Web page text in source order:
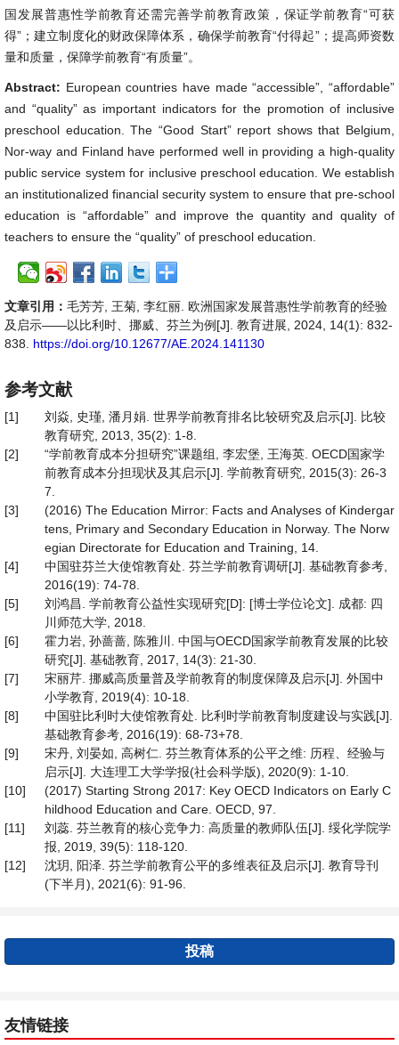
国发展普惠性学前教育还需完善学前教育政策，保证学前教育“可获
得”；建立制度化的财政保障体系，确保学前教育“付得起”；提高师资数
量和质量，保障学前教育“有质量”。
Abstract: European countries have made “accessible”, “affordable”
and “quality” as important indicators for the promotion of inclusive
preschool education. The “Good Start” report shows that Belgium,
Nor-way and Finland have performed well in providing a high-quality
public service system for inclusive preschool education. We establish
an institutionalized financial security system to ensure that pre-school
education is “affordable” and improve the quantity and quality of
teachers to ensure the “quality” of preschool education.
文章引用： 毛芳芳, 王菊, 李红丽. 欧洲国家发展普惠性学前教育的经验
及启示——以比利时、挪威、芬兰为例[J]. 教育进展, 2024, 14(1): 832-
838. https://doi.org/10.12677/AE.2024.141130
参考文献
[1]
刘焱, 史瑾, 潘月娟. 世界学前教育排名比较研究及启示[J]. 比较
教育研究, 2013, 35(2): 1-8.
[2]
“学前教育成本分担研究”课题组, 李宏堡, 王海英. OECD国家学
前教育成本分担现状及其启示[J]. 学前教育研究, 2015(3): 26-3
7.
[3]
(2016) The Education Mirror: Facts and Analyses of Kindergar
tens, Primary and Secondary Education in Norway. The Norw
egian Directorate for Education and Training, 14.
[4]
中国驻芬兰大使馆教育处. 芬兰学前教育调研[J]. 基础教育参考,
2016(19): 74-78.
[5]
刘鸿昌. 学前教育公益性实现研究[D]: [博士学位论文]. 成都: 四
川师范大学, 2018.
[6]
霍力岩, 孙蔷蔷, 陈雅川. 中国与OECD国家学前教育发展的比较
研究[J]. 基础教育, 2017, 14(3): 21-30.
[7]
宋丽芹. 挪威高质量普及学前教育的制度保障及启示[J]. 外国中
小学教育, 2019(4): 10-18.
[8]
中国驻比利时大使馆教育处. 比利时学前教育制度建设与实践[J].
基础教育参考, 2016(19): 68-73+78.
[9]
宋丹, 刘晏如, 高树仁. 芬兰教育体系的公平之维: 历程、经验与
启示[J]. 大连理工大学学报(社会科学版), 2020(9): 1-10.
[10]
(2017) Starting Strong 2017: Key OECD Indicators on Early C
hildhood Education and Care. OECD, 97.
[11]
刘蕊. 芬兰教育的核心竞争力: 高质量的教师队伍[J]. 绥化学院学
报, 2019, 39(5): 118-120.
[12]
沈玥, 阳泽. 芬兰学前教育公平的多维表征及启示[J]. 教育导刊
(下半月), 2021(6): 91-96.
投稿
友情链接